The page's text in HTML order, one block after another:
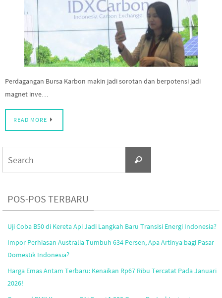
Perdagangan Bursa Karbon makin jadi sorotan dan berpotensi jadi
magnet inve…
READ MORE
Search
POS-POS TERBARU
Uji Coba B50 di Kereta Api Jadi Langkah Baru Transisi Energi Indonesia?
Impor Perhiasan Australia Tumbuh 634 Persen, Apa Artinya bagi Pasar
Domestik Indonesia?
Harga Emas Antam Terbaru: Kenaikan Rp67 Ribu Tercatat Pada Januari
2026!